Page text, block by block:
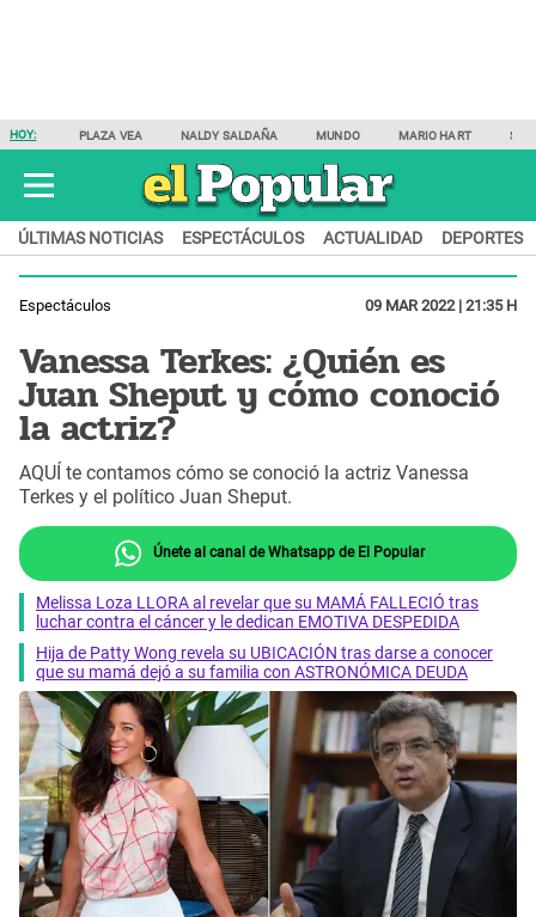
HOY: PLAZA VEA NALDY SALDAÑA MUNDO MARIO HART
ÚLTIMAS NOTICIAS ESPECTÁCULOS ACTUALIDAD DEPORTES
Espectáculos 09 MAR 2022 | 21:35 H
Vanessa Terkes: ¿Quién es
Juan Sheput y cómo conoció
la actriz?
AQUÍ te contamos cómo se conoció la actriz Vanessa
Terkes y el político Juan Sheput.
Únete al canal de Whatsapp de El Popular
Melissa Loza LLORA al revelar que su MAMÁ FALLECIÓ tras
luchar contra el cáncer y le dedican EMOTIVA DESPEDIDA
Hija de Patty Wong revela su UBICACIÓN tras darse a conocer
que su mamá dejó a su familia con ASTRONÓMICA DEUDA